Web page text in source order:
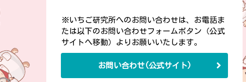
※いちご研究所へのお問い合わせは、お電話ま
たは以下のお問い合わせフォームボタン（公式
サイトへ移動）よりお願いいたします。
お問い合わせ(公式サイト)